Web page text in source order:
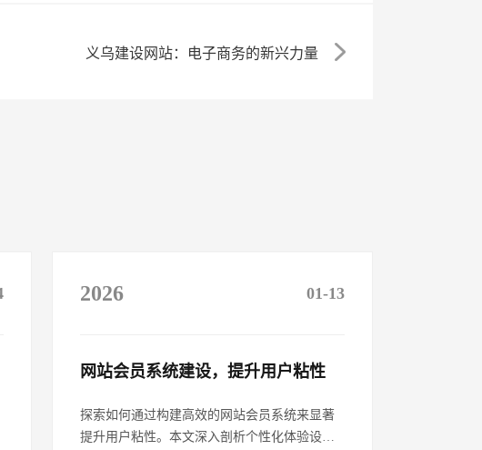
义乌建设网站：电子商务的新兴力量
2026 01-13
网站会员系统建设，提升用户粘性​
探索如何通过构建高效的网站会员系统来显著
提升用户粘性。本文深入剖析个性化体验设